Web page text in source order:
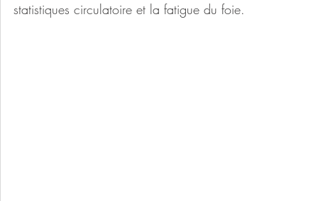
statistiques circulatoire et la fatigue du foie.